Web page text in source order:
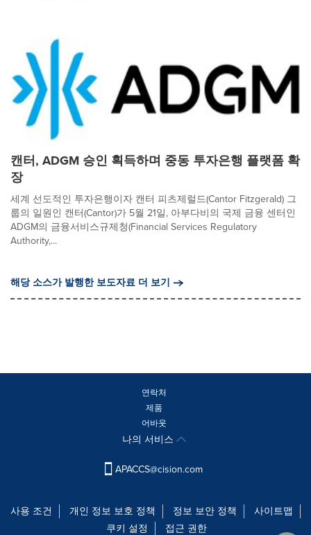
캔터, ADGM 승인 획득하며 중동 투자은행 플랫폼 확
장
세계 선도적인 투자은행이자 캔터 피츠제럴드(Cantor Fitzgerald) 그
룹의 일원인 캔터(Cantor)가 5월 21일, 아부다비의 국제 금융 센터인
ADGM의 금융서비스규제청(Financial Services Regulatory
Authority,...
해당 소스가 발행한 보도자료 더 보기
연락처
제품
어바웃
나의 서비스
APACCS@cision.com
사용 조건 개인 정보 보호 정책 정보 보안 정책
사이트맵
쿠키 설정
접근 권한